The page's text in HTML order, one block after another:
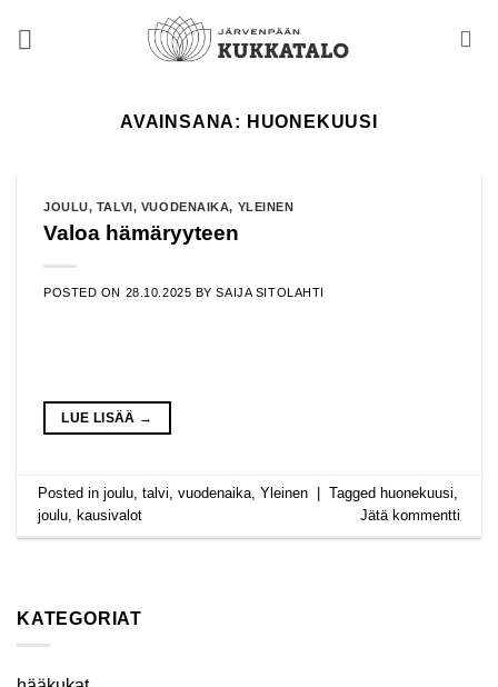
AVAINSANA: HUONEKUUSI
KATEGORIAT
JOULU, TALVI, VUODENAIKA, YLEINEN
Valoa hämäryyteen
POSTED ON 28.10.2025 BYSAIJA SITOLAHTI
LUE LISÄÄ →
Posted injoulu ,talvi ,vuodenaika ,Yleinen Tagged huonekuusi
joulu
kausivalot Jätä kommentti